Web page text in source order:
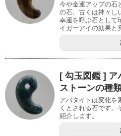
今や金運アップの石
の石。古くは神々し
幸運を呼ぶ石として
イガーアイの効果と
[ 勾玉図鑑 ] ア
ストーンの種
アパタイトは変化を
くとされる石です。
紹介します。